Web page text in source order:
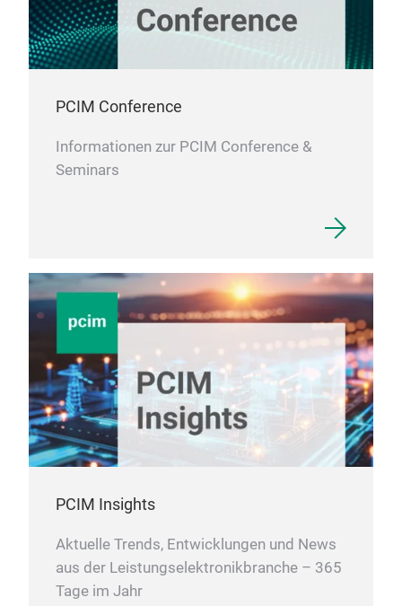
PCIM Conference
Informationen zur PCIM Conference &
Seminars
PCIM Insights
Aktuelle Trends, Entwicklungen und News
aus der Leistungselektronikbranche – 365
Tage im Jahr